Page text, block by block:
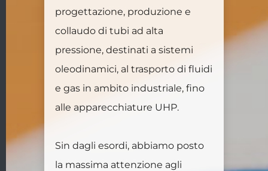
progettazione, produzione e
collaudo di tubi ad alta
pressione, destinati a sistemi
oleodinamici, al trasporto di fluidi
e gas in ambito industriale, fino
alle apparecchiature UHP.
Sin dagli esordi, abbiamo posto
la massima attenzione agli